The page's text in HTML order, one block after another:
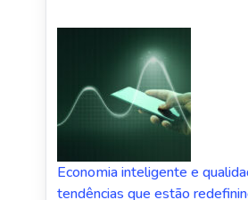
Economia inteligente e
tendências que estão